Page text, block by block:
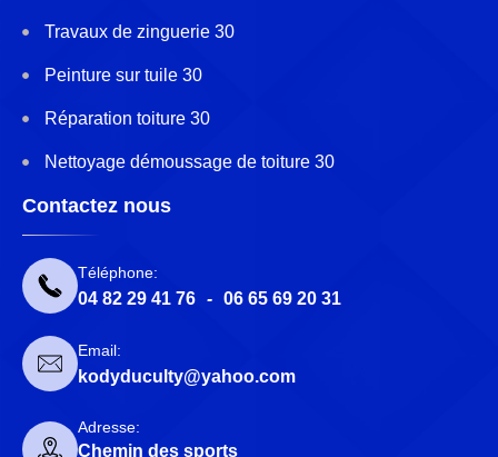
Travaux de zinguerie 30
Peinture sur tuile 30
Réparation toiture 30
Nettoyage démoussage de toiture 30
Contactez nous
Téléphone:
04 82 29 41 76 - 06 65 69 20 31
Email:
kodyduculty@yahoo.com
Adresse:
Chemin des sports